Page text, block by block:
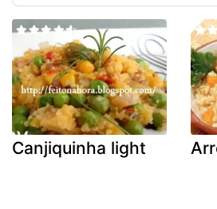
Canjiquinha light